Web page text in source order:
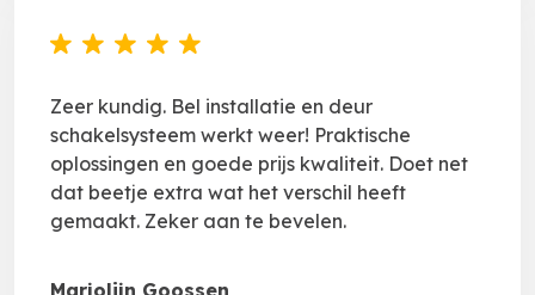
Zeer kundig. Bel installatie en deur
schakelsysteem werkt weer! Praktische
oplossingen en goede prijs kwaliteit. Doet net
dat beetje extra wat het verschil heeft
gemaakt. Zeker aan te bevelen.